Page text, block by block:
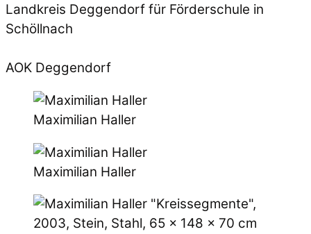
Landkreis Deggendorf für Förderschule in
Schöllnach
AOK Deggendorf
Maximilian Haller
Maximilian Haller